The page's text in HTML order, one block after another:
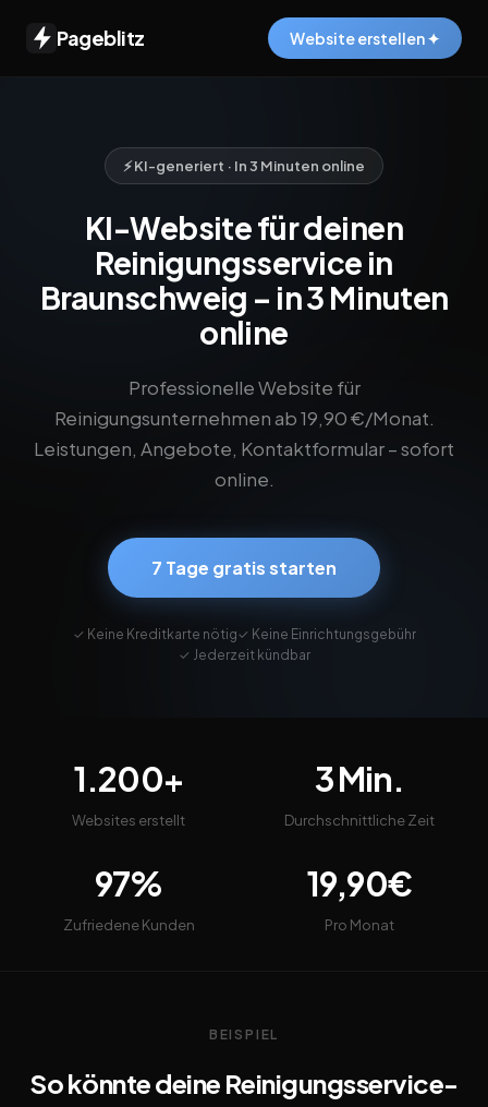
Pageblitz Website erstellen ✦
⚡ KI-generiert · In 3 Minuten online
KI-Website für deinen
Reinigungsservice in
Braunschweig – in 3 Minuten
online
Professionelle Website für
Reinigungsunternehmen ab 19,90 €/Monat.
Leistungen, Angebote, Kontaktformular – sofort
online.
7 Tage gratis starten
✓ Keine Kreditkarte nötig✓ Keine Einrichtungsgebühr
✓ Jederzeit kündbar
1.200+
Websites erstellt
3 Min.
Durchschnittliche Zeit
97%
Zufriedene Kunden
19,90€
Pro Monat
BEISPIEL
So könnte deine Reinigungsservice-